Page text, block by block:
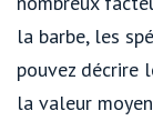
la barbe, les
pouvez décrire
la valeur